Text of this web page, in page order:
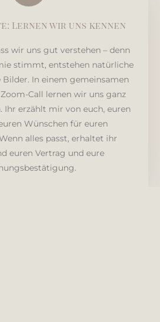
Lernen wir uns kennen
wir uns gut verstehen – denn
stimmt, entstehen natürliche
In einem gemeinsamen
Call lernen wir uns ganz
Ihr erzählt mir von euch, euren
Wünschen für euren
alles passt, erhaltet ihr
euren Vertrag und eure